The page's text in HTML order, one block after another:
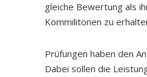
gleiche Bewertung als
Kommilitonen zu
Prüfungen haben den
Dabei sollen die